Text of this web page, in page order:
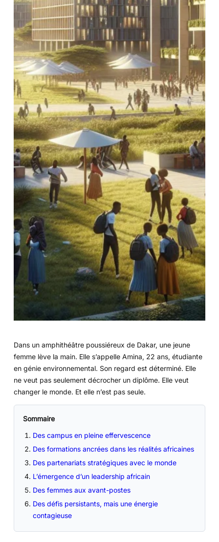
Dans un amphithéâtre poussiéreux de Dakar, une jeune
femme lève la main. Elle s’appelle Amina, 22 ans, étudiante
en génie environnemental. Son regard est déterminé. Elle
ne veut pas seulement décrocher un diplôme. Elle veut
changer le monde. Et elle n’est pas seule.
Sommaire
Des campus en pleine effervescence
Des formations ancrées dans les réalités africaines
Des partenariats stratégiques avec le monde
L’émergence d’un leadership africain
Des femmes aux avant-postes
Des défis persistants, mais une énergie
contagieuse